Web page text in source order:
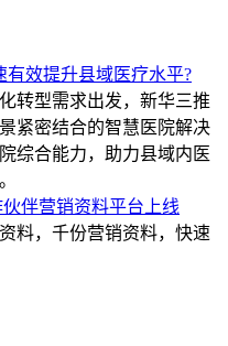
有效提升县域医疗水平?
转型需求出发，新华三推
紧密结合的智慧医院解决
综合能力，助力县域内医
伴营销资料平台上线
料，千份营销资料，快速